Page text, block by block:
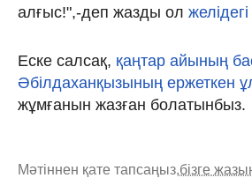
алғыс!",-деп жазды ол желідегі
Еске салсақ, қаңтар айының
Әбілдаханқызының ержеткен
жұмғанын жазған болатынбыз.
Мәтіннен қате тапсаңыз,бізге